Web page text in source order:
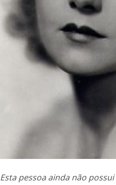
Esta pessoa ainda não